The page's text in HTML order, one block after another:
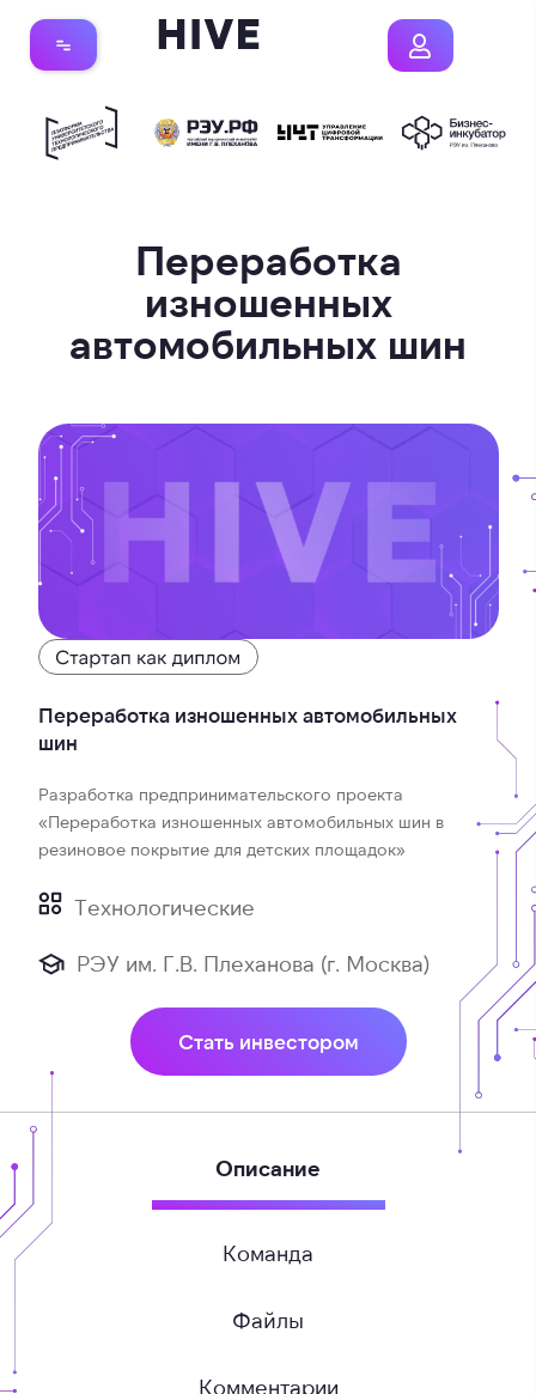
Переработка
изношенных
автомобильных шин
Переработка изношенных автомобильных
шин
Разработка предпринимательского проекта
«Переработка изношенных автомобильных шин в
резиновое покрытие для детских площадок»
Технологические
РЭУ им. Г.В. Плеханова (г. Москва)
Стать инвестором
Описание
Команда
Файлы
Комментарии